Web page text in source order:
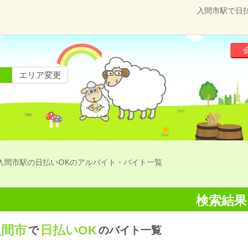
入間市駅で日
エリア変更
間市駅の日払いOKのアルバイト・バイト一覧
検索結果
間市で 日払いOKのバイト一覧